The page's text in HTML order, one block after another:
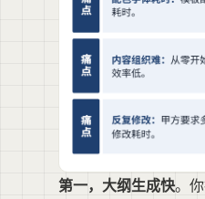
第一，大纲生成快。